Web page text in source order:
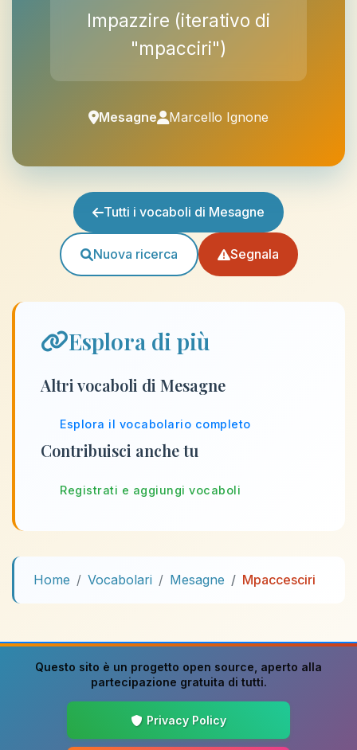
Impazzire (iterativo di
"mpacciri")
Mesagne Marcello Ignone
Tutti i vocaboli di Mesagne
Nuova ricerca Segnala
Esplora di più
Altri vocaboli di Mesagne
Esplora il vocabolario completo
Contribuisci anche tu
Registrati e aggiungi vocaboli
Home Vocabolari Mesagne Mpaccesciri
Questo sito è un progetto open source , aperto alla
partecipazione gratuita di tutti.
Privacy Policy